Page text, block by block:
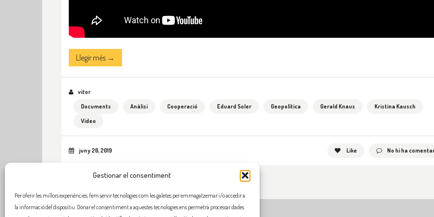
Gestionar el consentiment
Per oferir les millors experiències, fem servir tecnologies com les galetes per emmagatzemar i/o accedir a
la informació del dispositiu. Donar el consentiment a aquestes tecnologies ens permetrà processar dades
Llegir més →
vitor
Documents
Anàlisi Cooperació Eduard Soler Geopolítica Gerald Knaus
Kristina Kausch
Vídeo
juny 26, 2019 Like No hi ha